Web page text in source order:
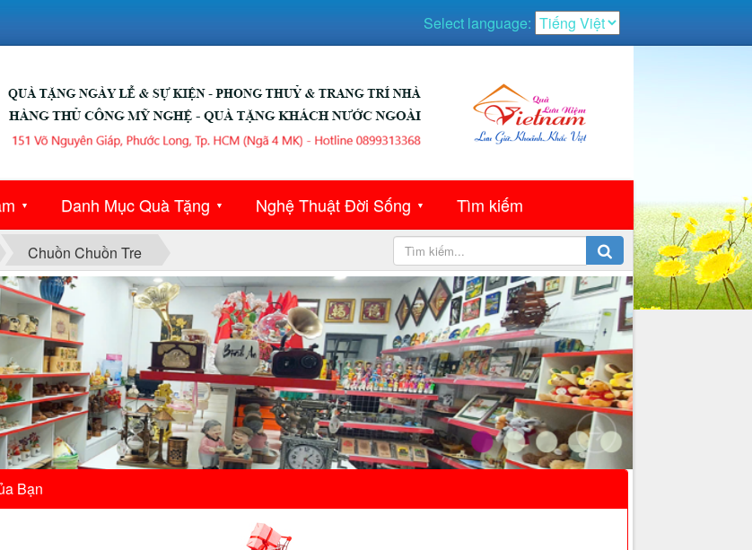
▼ Danh Mục Quà Tặng ▼ Nghệ Thuật Đời Sống ▼ Tìm kiếm
Select language:
Chuồn Chuồn Tre
Bạn